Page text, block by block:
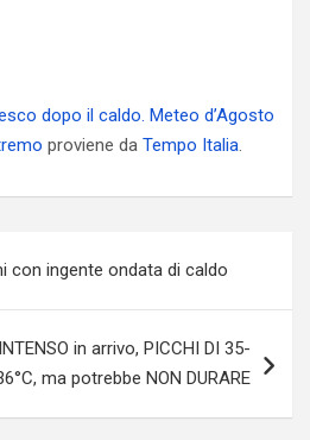
dopo il caldo. Meteo d’Agosto
proviene da Tempo Italia.
con ingente ondata di caldo
in arrivo, PICCHI DI 35-
ma potrebbe NON DURARE